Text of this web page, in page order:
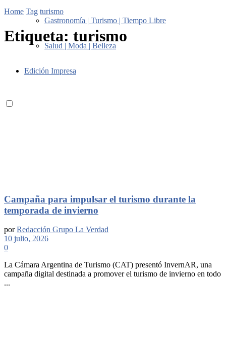
Gastronomía | Turismo | Tiempo Libre
Salud | Moda | Belleza
Edición Impresa
Home Tag turismo
Etiqueta: turismo
Campaña para impulsar el turismo durante la
temporada de invierno
por Redacción Grupo La Verdad
10 julio, 2026
0
La Cámara Argentina de Turismo (CAT) presentó InvernAR, una
campaña digital destinada a promover el turismo de invierno en todo
...